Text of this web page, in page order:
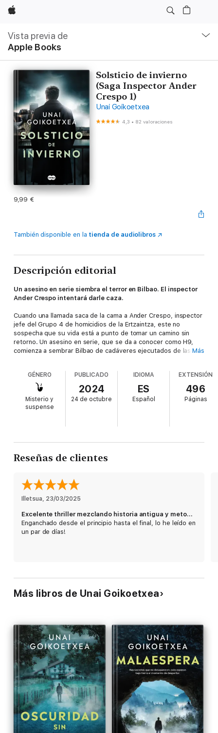
Apple
Vista previa de
Apple Books
local
Abrir
menú
Solsticio de invierno
(Saga Inspector Ander
Crespo 1)
Unai Goikoetxea
4,3 • 82 valoraciones
9,99 €
También disponible en la tienda de audiolibros
Descripción editorial
Un asesino en serie siembra el terror en Bilbao. El inspector
Ander Crespo intentará darle caza.
Cuando una llamada saca de la cama a Ander Crespo, inspector
jefe del Grupo 4 de homicidios de la Ertzaintza, este no
sospecha que su vida está a punto de tomar un camino sin
retorno. Un asesino en serie, que se da a conocer como H9,
comienza a sembrar Bilbao de cadáveres ejecutados de las
por delante de la policía.
En el transcurso de la investigación, Ander va descubriendo
que los asesinatos de H9 están conectados con las
desapariciones de unas muchachas a finales de los años
fuerza.
dosis de pulsión emocional, Unai Goikoetxea debuta en ficción
conSolsticio de invierno
referencias a Pierre Lemaitre, Dolores Redondo o Carmen Mola.
sorprendente.
Más
GÉNERO
Misterio y
suspense
PUBLICADO
2024
24 de octubre
IDIOMA
ES
Español
EXTENSIÓN
496
Páginas
Reseñas de clientes
Illetsua, 23/03/2025
Excelente thriller mezclando historia antigua y metodología moderna de la policía
Enganchado desde el principio hasta el final, lo he leído en
un par de días!
Más libros de Unai Goikoetxea